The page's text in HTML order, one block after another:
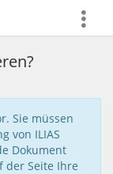
more
Sie müssen
von ILIAS
Dokument
der Seite Ihre